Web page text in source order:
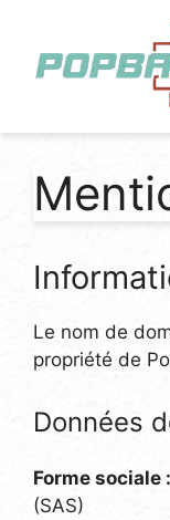
contenu
Le nom de
propriété de
Données
Forme sociale :
(SAS)